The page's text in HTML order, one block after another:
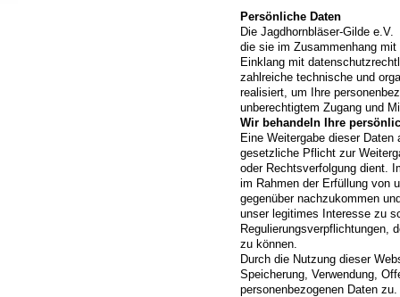
Persönliche Daten
Die Jagdhornbläser-Gilde
die sie im Zusammenhang
Einklang mit
zahlreiche technische und
realisiert, um Ihre
unberechtigtem Zugang und
Wir behandeln Ihre
Eine Weitergabe dieser
gesetzliche Pflicht zur
oder Rechtsverfolgung dient.
im Rahmen der Erfüllung von
gegenüber nachzukommen
unser legitimes Interesse zu
Regulierungsverpflichtungen,
zu können.
Durch die Nutzung dieser
Speicherung, Verwendung,
personenbezogenen Daten zu.